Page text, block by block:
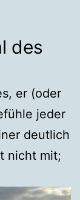
des
er (oder
jeder
deutlich
nicht mit;